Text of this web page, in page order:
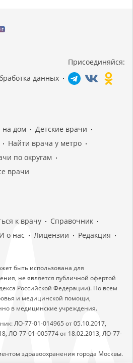
г
данных
Присоединяйся:
на дом
Детские врачи
Найти врача у метро
по округам
врачи
к врачу
Справочник
о нас Лицензии
Редакция
быть использована для
не является публичной офертой
Российской Федерации). По всем
и медицинской помощи,
в медицинские учреждения.
ЛО-77-01-014965 от 05.10.2017,
ЛО-77-01-005774 от 18.02.2013, ЛО-77-
здравоохранения города Москвы.